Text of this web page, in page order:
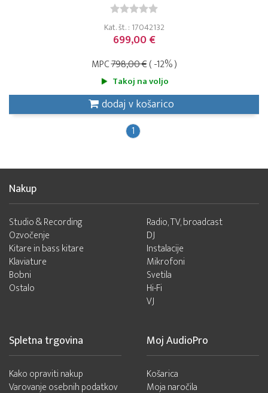
Kat. št. : 17042132
699,00 €
MPC798,00 €( -12% )
Takoj na voljo
dodaj v košarico
1
Nakup
Studio & Recording
Ozvočenje
Kitare in bass kitare
Klaviature
Bobni
Ostalo
Radio, TV, broadcast
DJ
Instalacije
Mikrofoni
Svetila
Hi-Fi
VJ
Spletna trgovina
Kako opraviti nakup
Varovanje osebnih podatkov
Moj AudioPro
Košarica
Moja naročila